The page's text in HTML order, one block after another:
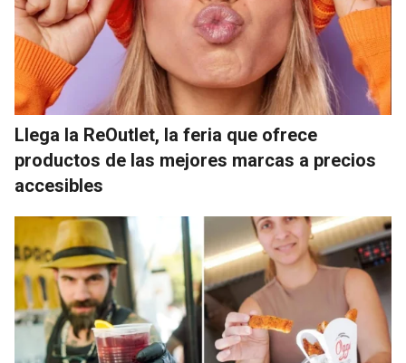
Llega la ReOutlet, la feria que ofrece
productos de las mejores marcas a precios
accesibles